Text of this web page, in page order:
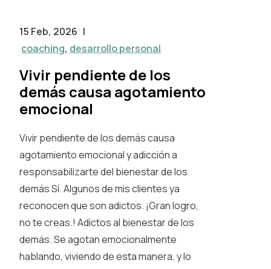
15 Feb, 2026 |
coaching, desarrollo personal
Vivir pendiente de los
demás causa agotamiento
emocional
Vivir pendiente de los demás causa
agotamiento emocional y adicción a
responsabilizarte del bienestar de los
demás Sí. Algunos de mis clientes ya
reconocen que son adictos. ¡Gran logro,
no te creas.! Adictos al bienestar de los
demás. Se agotan emocionalmente
hablando, viviendo de esta manera, y lo